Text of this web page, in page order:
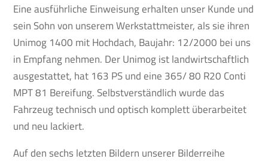
Eine ausführliche Einweisung erhalten unser Kunde und
sein Sohn von unserem Werkstattmeister, als sie ihren
Unimog 1400 mit Hochdach, Baujahr: 12/2000 bei uns
in Empfang nehmen. Der Unimog ist landwirtschaftlich
ausgestattet, hat 163 PS und eine 365/ 80 R20 Conti
MPT 81 Bereifung. Selbstverständlich wurde das
Fahrzeug technisch und optisch komplett überarbeitet
und neu lackiert.
Auf den sechs letzten Bildern unserer Bilderreihe